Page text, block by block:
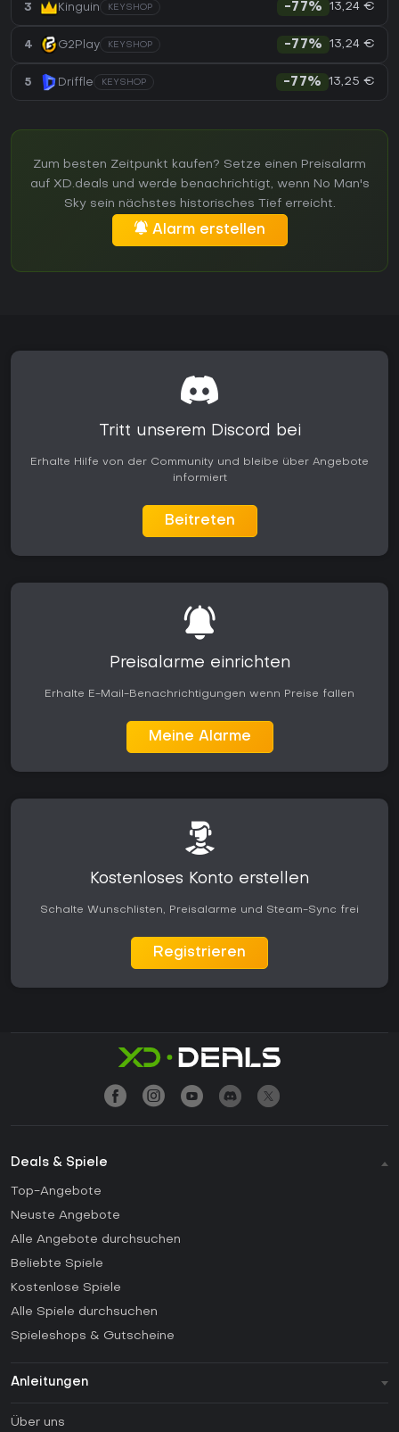
3 Kinguin KEYSHOP -77% 13,24 €
4 G2Play KEYSHOP -77% 13,24 €
5 Driffle KEYSHOP -77% 13,25 €
Zum besten Zeitpunkt kaufen? Setze einen Preisalarm
auf XD.deals und werde benachrichtigt, wenn No Man's
Sky sein nächstes historisches Tief erreicht.
Alarm erstellen
Tritt unserem Discord bei
Erhalte Hilfe von der Community und bleibe über Angebote
informiert
Beitreten
Preisalarme einrichten
Erhalte E-Mail-Benachrichtigungen wenn Preise fallen
Meine Alarme
Kostenloses Konto erstellen
Schalte Wunschlisten, Preisalarme und Steam-Sync frei
Registrieren
Deals & Spiele
Top-Angebote
Neuste Angebote
Alle Angebote durchsuchen
Beliebte Spiele
Kostenlose Spiele
Alle Spiele durchsuchen
Spieleshops & Gutscheine
Anleitungen
Über uns